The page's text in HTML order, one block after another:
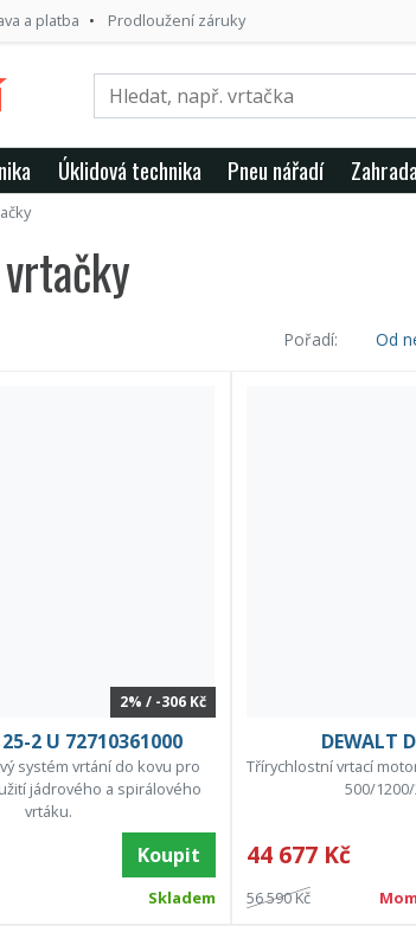
a platba Prodloužení záruky
Úklidová technika Pneu nářadí Zahrada
Pořadí: Od
2% / -306 Kč
2 U 72710361000
systém vrtání do kovu pro
jádrového a spirálového
vrtáku.
Koupit
Skladem
DEWALT
Třírychlostní vrtací
500/
44 677 Kč
56 590 Kč